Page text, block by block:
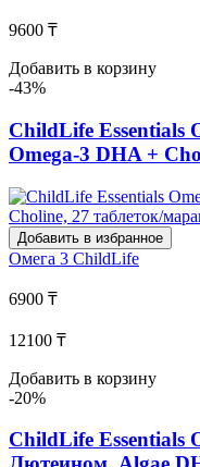
9600 ₸
Добавить в корзину
-43%
ChildLife Essentials
Omega-3 DHA +
Добавить в избранное
Омега 3 ChildLife
6900 ₸
12100 ₸
Добавить в корзину
-20%
ChildLife Essentials